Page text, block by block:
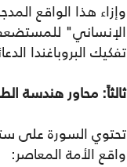
وإزاء هذا الواقع
الإنساني"
تفكيك البروباغندا
ثالثاً: محاور هندسة
تحتوي السورة على
واقع الأمة المعاصر: